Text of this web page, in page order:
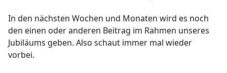
In den nächsten Wochen und Monaten wird es noch
den einen oder anderen Beitrag im Rahmen unseres
Jubiläums geben. Also schaut immer mal wieder
vorbei.